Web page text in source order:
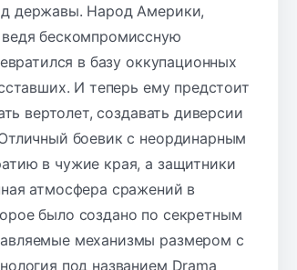
державы. Народ Америки,
бескомпромиссную
в базу оккупационных
И теперь ему предстоит
вертолет, создавать диверсии
боевик с неординарным
в чужие края, а защитники
атмосфера сражений в
было создано по секретным
механизмы размером с
под названием Drama